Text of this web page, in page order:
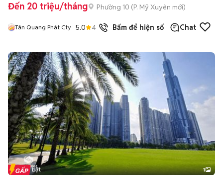
Đến 20 triệu/tháng Phường 10 (P. Mỹ Xuyên mới)
Tân Quang Phát Cty 5.0 4 đã bánBấm để hiện số Chat
Tin nổi bật 1